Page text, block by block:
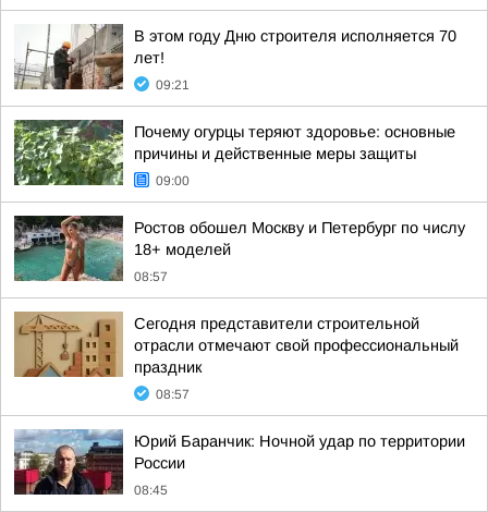
В этом году Дню строителя исполняется 70
лет!
09:21
Почему огурцы теряют здоровье: основные
причины и действенные меры защиты
09:00
Ростов обошел Москву и Петербург по числу
18+ моделей
08:57
Сегодня представители строительной
отрасли отмечают свой профессиональный
праздник
08:57
Юрий Баранчик: Ночной удар по территории
России
08:45